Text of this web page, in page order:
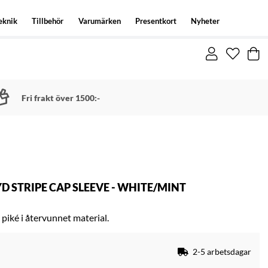
Tillbehör Varumärken Presentkort Nyheter
Fri frakt över 1500:-
STRIPE CAP SLEEVE - WHITE/MINT
i återvunnet material.
2-5 arbetsdagar